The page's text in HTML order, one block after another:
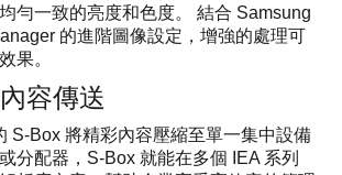
勻一致的亮度和色度。 結合 Samsung
的進階圖像設定，增強的處理可
果。
容傳送
S-Box 將精彩內容壓縮至單一集中設備
分配器，S-Box 就能在多個 IEA 系列